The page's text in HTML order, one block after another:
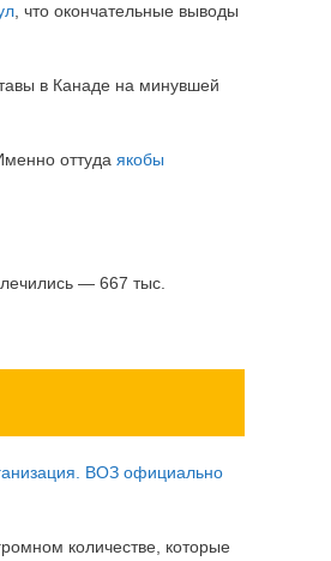
, что окончательные выводы
в Канаде на минувшей
оттуда якобы
— 667 тыс.
ВОЗ официально
количестве, которые